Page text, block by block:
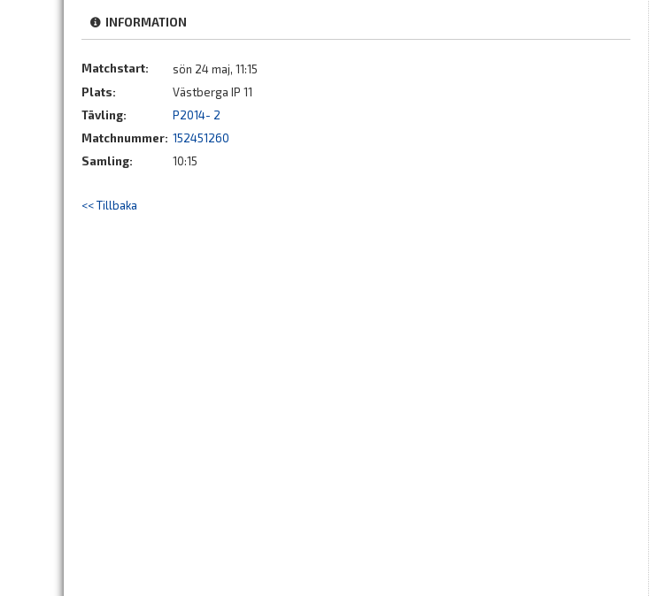
INFORMATION
Matchstart:
sön 24 maj, 11:15
Plats:
Västberga IP 11
Tävling:
P2014- 2
Matchnummer: 152451260
Samling:
10:15
<< Tillbaka